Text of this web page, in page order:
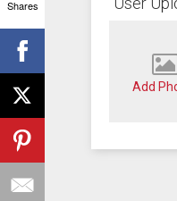
Add
Shares